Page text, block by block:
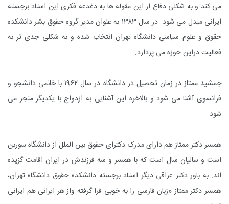
مى کند و به شکلى دفاع از این مقوله ها به دغدغه فکرى این استاد برجسته
ایرانى مبدل مى شود. در سال ۱۳۸۳ به عنوان مدیر گروه حقوق بشر دانشکده
حقوق و علوم سیاسى دانشگاه تهران انتخاب شده و به شکلى جدى تر به
فعالیت دراین حوزه مى پردازد.
جمشید ممتاز در زمان تحصیل در دانشگاه در سال ۱۹۶۲ با خانمى دانشجو و
فرانسوى آشنا مى شود و بالاخره این آشنایى به ازدواج با یکدیگر منجر مى
شود.
همسر دکتر ممتاز هم داراى مدرک دکتراى حقوق بین الملل از دانشگاه سوربن
است و سالیان سال است که با همسر و سه فرزندش در ایران اقامت گزیده
اند. به باور دکتر عراقى دیگر استاد برجسته دانشکده حقوق دانشگاه تهران،
همسر دکتر ممتاز «زبان فارسى را به خوبى فرا گرفته واز هر ایرانى هم ایرانى